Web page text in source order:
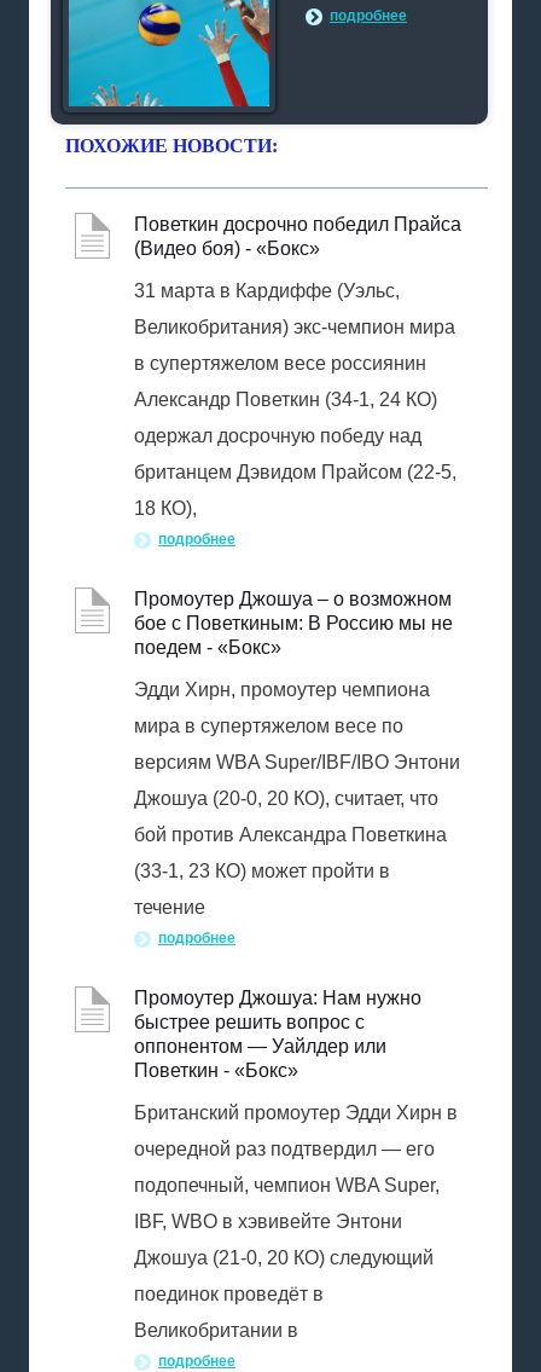
подробнее
ПОХОЖИЕ НОВОСТИ:
Поветкин досрочно победил Прайса
(Видео боя) - «Бокс»
31 марта в Кардиффе (Уэльс,
Великобритания) экс-чемпион мира
в супертяжелом весе россиянин
Александр Поветкин (34-1, 24 КО)
одержал досрочную победу над
британцем Дэвидом Прайсом (22-5,
18 КО),
подробнее
Промоутер Джошуа – о возможном
бое с Поветкиным: В Россию мы не
поедем - «Бокс»
Эдди Хирн, промоутер чемпиона
мира в супертяжелом весе по
версиям WBA Super/IBF/IBO Энтони
Джошуа (20-0, 20 КО), считает, что
бой против Александра Поветкина
(33-1, 23 КО) может пройти в
течение
подробнее
Промоутер Джошуа: Нам нужно
быстрее решить вопрос с
оппонентом — Уайлдер или
Поветкин - «Бокс»
Британский промоутер Эдди Хирн в
очередной раз подтвердил — его
подопечный, чемпион WBA Super,
IBF, WBO в хэвивейте Энтони
Джошуа (21-0, 20 КО) следующий
поединок проведёт в
Великобритании в
подробнее